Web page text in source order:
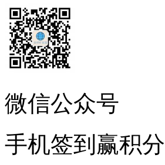
微信公众号
手机签到赢积分